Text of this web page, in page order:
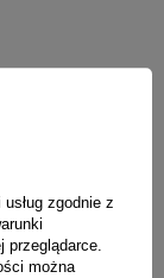
zgodnie z
przeglądarce.
można